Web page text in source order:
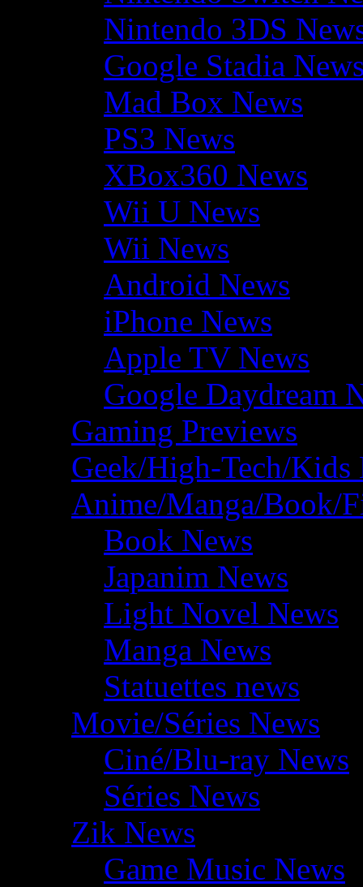
Nintendo 3DS
Google Stadia
Mad Box News
PS3 News
XBox360 News
Wii U News
Wii News
Android News
iPhone News
Apple TV News
Google Daydream
Gaming Previews
Geek/High-Tech/Kids
Anime/Manga/Book/
Book News
Japanim News
Light Novel News
Manga News
Statuettes news
Movie/Séries News
Ciné/Blu-ray News
Séries News
Zik News
Game Music News